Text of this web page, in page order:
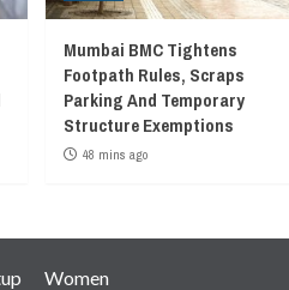
Mumbai BMC Tightens
Footpath Rules, Scraps
Parking And Temporary
Structure Exemptions
48 mins ago
Women